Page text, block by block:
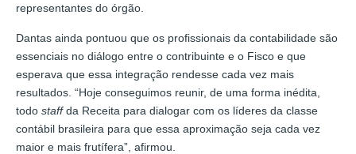
representantes do órgão.
Dantas ainda pontuou que os profissionais da contabilidade são
essenciais no diálogo entre o contribuinte e o Fisco e que
esperava que essa integração rendesse cada vez mais
resultados. “Hoje conseguimos reunir, de uma forma inédita,
todo staffda Receita para dialogar com os líderes da classe
contábil brasileira para que essa aproximação seja cada vez
maior e mais frutífera”, afirmou.